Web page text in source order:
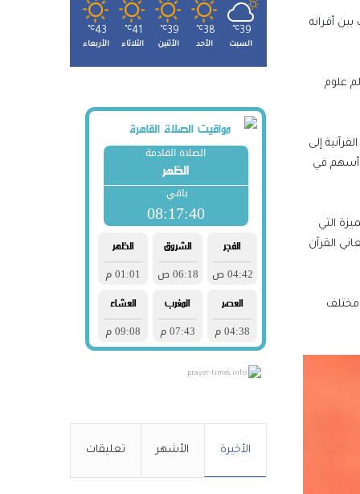
أقرانه
١٩٥٠م، وواصل رحلته في تعلم علوم
إلى
في
التي
القرآن
مختلف
39
℃
السبت
38
℃
الأحد
39
℃
الأثنين
41
℃
الثلاثاء
43
℃
الأربعاء
prayer-times.info
الأخيرة الأشهر تعليقات